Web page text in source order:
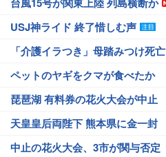
USJ神ライド 終了惜しむ声
「介護イラつき」母踏みつけ死亡
ペットのヤギをクマが食べたか
琵琶湖 有料券の花火大会が中止
天皇皇后両陛下 熊本県に金一封
中止の花火大会、3市が関与否定